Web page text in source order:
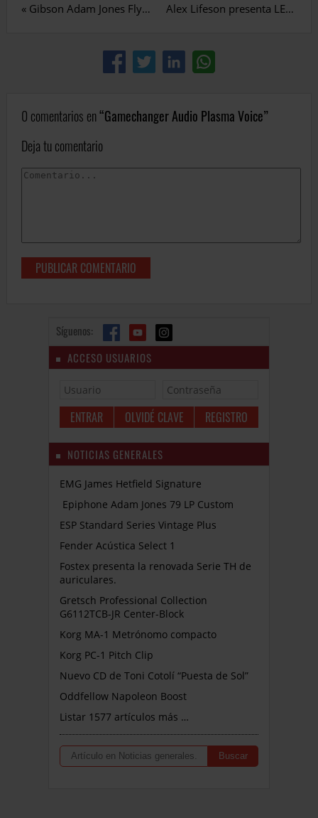
« Gibson Adam Jones Flying V Alex Lifeson presenta LERXST Amps
0 comentarios en Gamechanger Audio Plasma Voice
Deja tu comentario
Síguenos:
ACCESO USUARIOS
OLVIDÉ CLAVE REGISTRO
NOTICIAS GENERALES
EMG James Hetfield Signature
Epiphone Adam Jones 79 LP Custom
ESP Standard Series Vintage Plus
Fender Acústica Select 1
Fostex presenta la renovada Serie TH de
auriculares.
Gretsch Professional Collection
G6112TCB-JR Center-Block
Korg MA-1 Metrónomo compacto
Korg PC-1 Pitch Clip
Nuevo CD de Toni Cotolí “Puesta de Sol”
Oddfellow Napoleon Boost
Listar 1577 artículos más …